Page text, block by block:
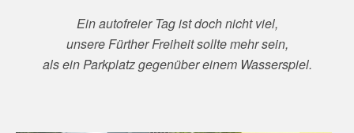
Ein autofreier Tag ist doch nicht viel,
unsere Fürther Freiheit sollte mehr sein,
als ein Parkplatz gegenüber einem Wasserspiel.